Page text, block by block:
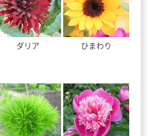
ダリア ひまわり